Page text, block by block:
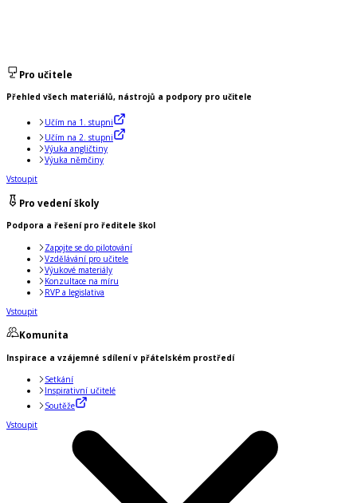
Pro učitele
Přehled všech materiálů, nástrojů a podpory pro učitele
Učím na 1. stupni
Učím na 2. stupni
Výuka angličtiny
Výuka němčiny
Vstoupit
Pro vedení školy
Podpora a řešení pro ředitele škol
Zapojte se do pilotování
Vzdělávání pro učitele
Výukové materiály
Konzultace na míru
RVP a legislativa
Vstoupit
Komunita
Inspirace a vzájemné sdílení v přátelském prostředí
Setkání
Inspirativní učitelé
Soutěže
Vstoupit